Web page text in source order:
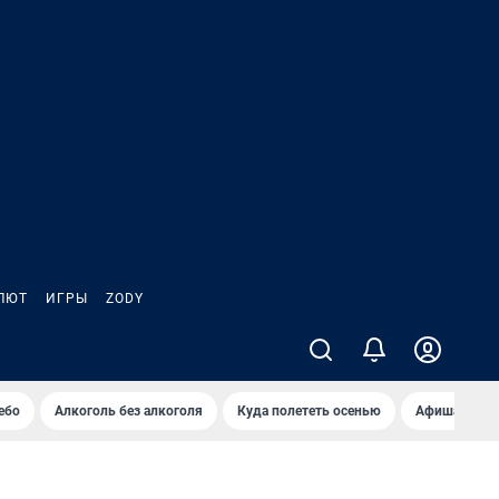
ИГРЫ ZODY
Алкоголь без алкоголя Куда полететь осенью Афиша на